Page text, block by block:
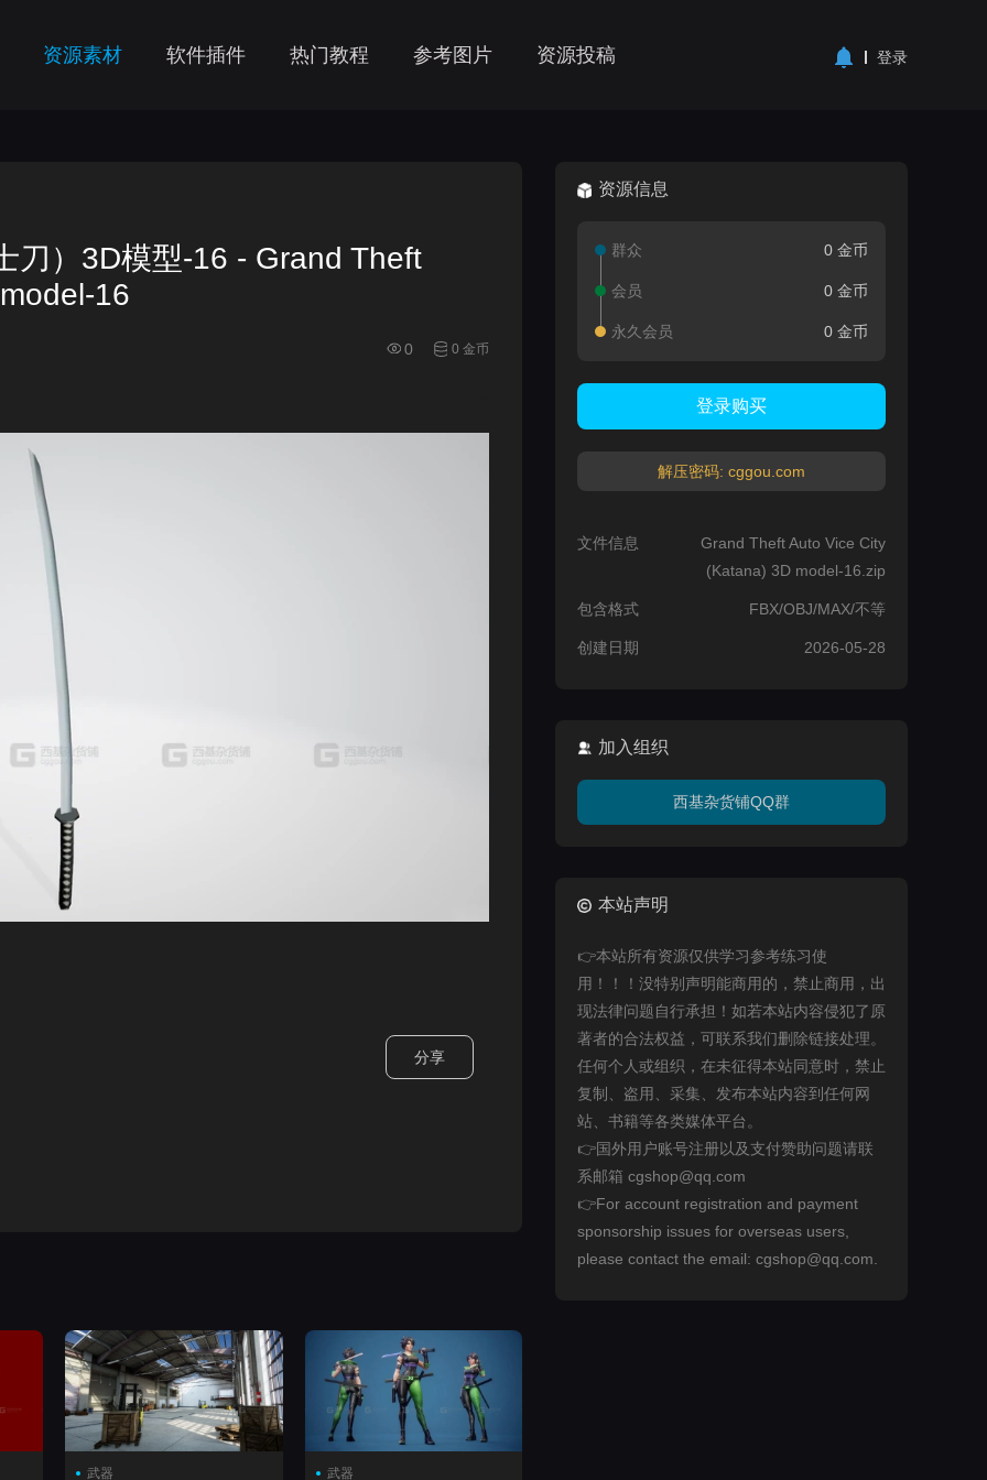
资源素材 软件插件 热门教程 参考图片 资源投稿 登录
刀）3D模型-16 - Grand Theft
16
0 0 金币
分享
武器 武器
资源信息
群众 0 金币
会员 0 金币
永久会员 0 金币
登录购买
解压密码: cggou.com
文件信息
Grand Theft Auto Vice City
(Katana) 3D model-16.zip
包含格式 FBX/OBJ/MAX/不等
创建日期 2026-05-28
加入组织
西基杂货铺QQ群
本站声明
👉本站所有资源仅供学习参考练习使
用！！！没特别声明能商用的，禁止商用，出
现法律问题自行承担！如若本站内容侵犯了原
著者的合法权益，可联系我们删除链接处理。
任何个人或组织，在未征得本站同意时，禁止
复制、盗用、采集、发布本站内容到任何网
站、书籍等各类媒体平台。
👉国外用户账号注册以及支付赞助问题请联
系邮箱 cgshop@qq.com
👉For account registration and payment
sponsorship issues for overseas users,
please contact the email: cgshop@qq.com.